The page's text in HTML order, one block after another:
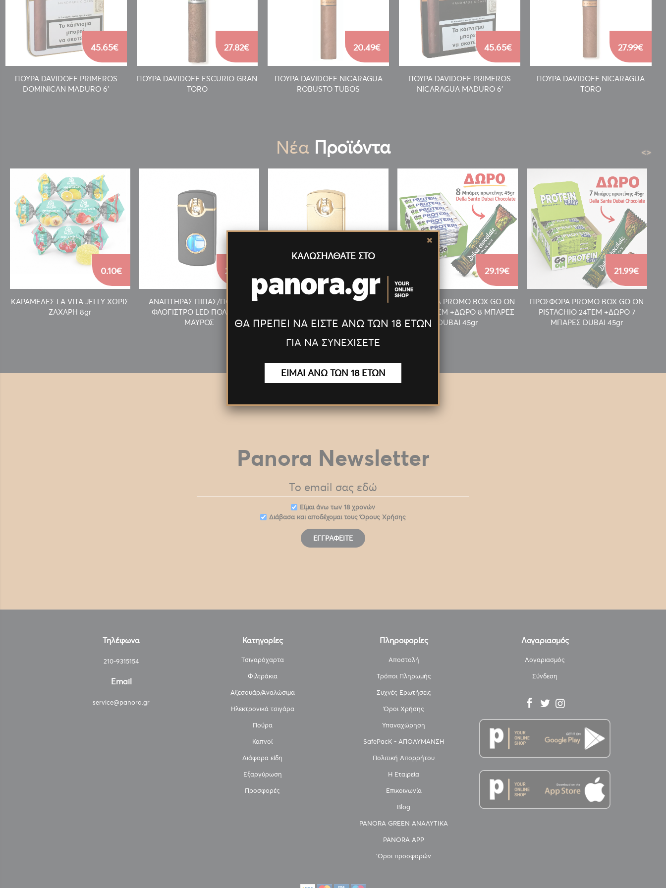
ΠΟΥΡΑ DAVIDOFF PRIMEROS
DOMINICAN MADURO 6'
45.65€
ΠΟΥΡΑ DAVIDOFF ESCURIO GRAN
TORO
27.82€
ΠΟΥΡΑ DAVIDOFF NICARAGUA
ROBUSTO TUBOS
20.49€
ΠΟΥΡΑ DAVIDOFF PRIMEROS
NICARAGUA MADURO 6'
45.65€
ΠΟΥΡΑ DAVIDOFF NICARAGUA
TORO
27.99€
Νέα Προϊόντα
ΚΑΡΑΜΕΛΕΣ LA VITA JELLY ΧΩΡΙΣ
ΖΑΧΑΡΗ 8gr
0.10€
ΑΝΑΠΤΗΡΑΣ ΠΙΠΑΣ/ΠΟΥΡΟΥ
ΦΛΟΓΙΣΤΡΟ LED ΠΟΛΥΤΕΛ.
ΜΑΥΡΟΣ
27.55€
ΑΝΑΠΤΗΡΑΣ ΠΙΠΑΣ/ΠΟΥΡΟΥ
ΧΡΥΣΟΣ
ΠΡΟΣΦΟΡΑ PROMO BOX GO ON
MILKY 24TEM +ΔΩΡΟ 8 ΜΠΑΡΕΣ
DUBAI 45gr
29.19€
ΠΡΟΣΦΟΡΑ PROMO BOX GO ON
PISTACHIO 24TEM +ΔΩΡΟ 7
ΜΠΑΡΕΣ DUBAI 45gr
21.99€
<>
Panora Newsletter
Eίμαι άνω των 18 χρονών
Διάβασα και αποδέχομαι τουςΌρους Χρήσης
ΕΓΓΡΑΦΕΊΤΕ
Τηλέφωνα
210-9315154
Email
service@panora.gr
Κατηγορίες
Τσιγαρόχαρτα
Φιλτράκια
Αξεσουάρ/Αναλώσιμα
Ηλεκτρονικά τσιγάρα
Πούρα
Καπνοί
Διάφορα είδη
Εξαργύρωση
Προσφορές
Πληροφορίες
Αποστολή
Τρόποι Πληρωμής
Συχνές Ερωτήσεις
Όροι Χρήσης
Υπαναχώρηση
SafePacK - ΑΠΟΛΥΜΑΝΣΗ
Πολιτική Απορρήτου
Η Εταιρεία
Επικοινωνία
Blog
PANORA GREEN ΑΝΑΛΥΤΙΚΑ
PANORA APP
'Οροι προσφορών
Λογαριασμός
Λογαριασμός
Σύνδεση
ΚΑΛΩΣΗΛΘΑΤΕ ΣΤΟ
ΘΑ ΠΡΕΠΕΙ ΝΑ ΕΙΣΤΕ ΑΝΩ ΤΩΝ 18 ΕΤΩΝ
ΓΙΑ ΝΑ ΣΥΝΕΧΙΣΕΤΕ
ΕΙΜΑΙ ΑΝΩ ΤΩΝ 18 ΕΤΩΝ